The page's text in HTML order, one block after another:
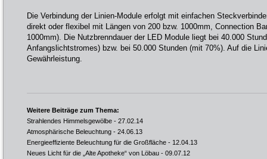
Die Verbindung der Linien-Module erfolgt mit einfachen
direkt oder flexibel mit Längen von 200 bzw. 1000mm, Connection
1000mm). Die Nutzbrenndauer der LED Module liegt bei 40.000
Anfangslichtstromes) bzw. bei 50.000 Stunden (mit 70%). Auf die
Gewährleistung.
Weitere Beiträge zum Thema:
Strahlendes Himmelsgewölbe - 27.02.14
Atmosphärische Beleuchtung - 24.06.13
Energieeffiziente Beleuchtung für die Großfläche - 12.04.13
Neues Licht für die „Alte Apotheke“ von Löbau - 09.07.12